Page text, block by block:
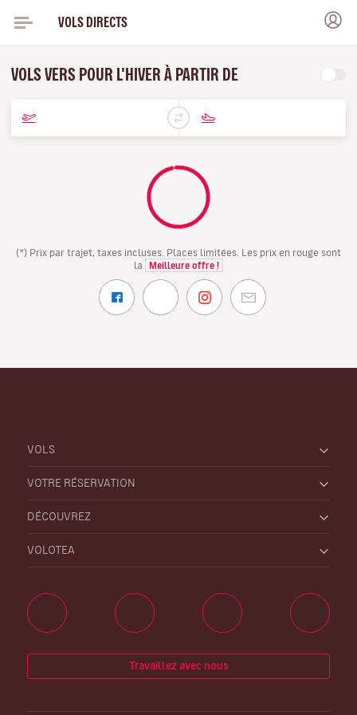
VOLS DIRECTS
VOLS VERS POUR L'HIVER À PARTIR DE
(*) Prix par trajet, taxes incluses. Places limitées. Les prix en rouge sont
la
Meilleure offre !
VOLS
VOTRE RÉSERVATION
DÉCOUVREZ
VOLOTEA
Travaillez avec nous